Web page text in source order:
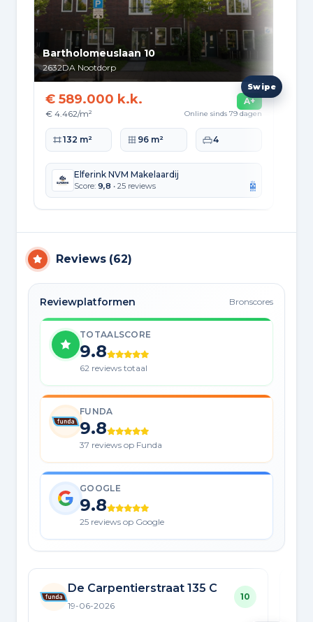
Bartholomeuslaan 10
2632DA Nootdorp
€ 589.000 k.k.
€ 4.462/m²
A+
Online sinds 79 dagen
Woonoppervlakte
132 m² Perceeloppervlakte
96 m² Slaapkamers
4
Elferink NVM Makelaardij
Score: 9,8 • 25 reviews
Reviews (62)
Reviewplatformen Bronscores
TOTAALSCORE
9.8
62 reviews totaal
FUNDA
9.8
37 reviews op Funda
GOOGLE
9.8
25 reviews op Google
De Carpentierstraat 135 C
19-06-2026
10